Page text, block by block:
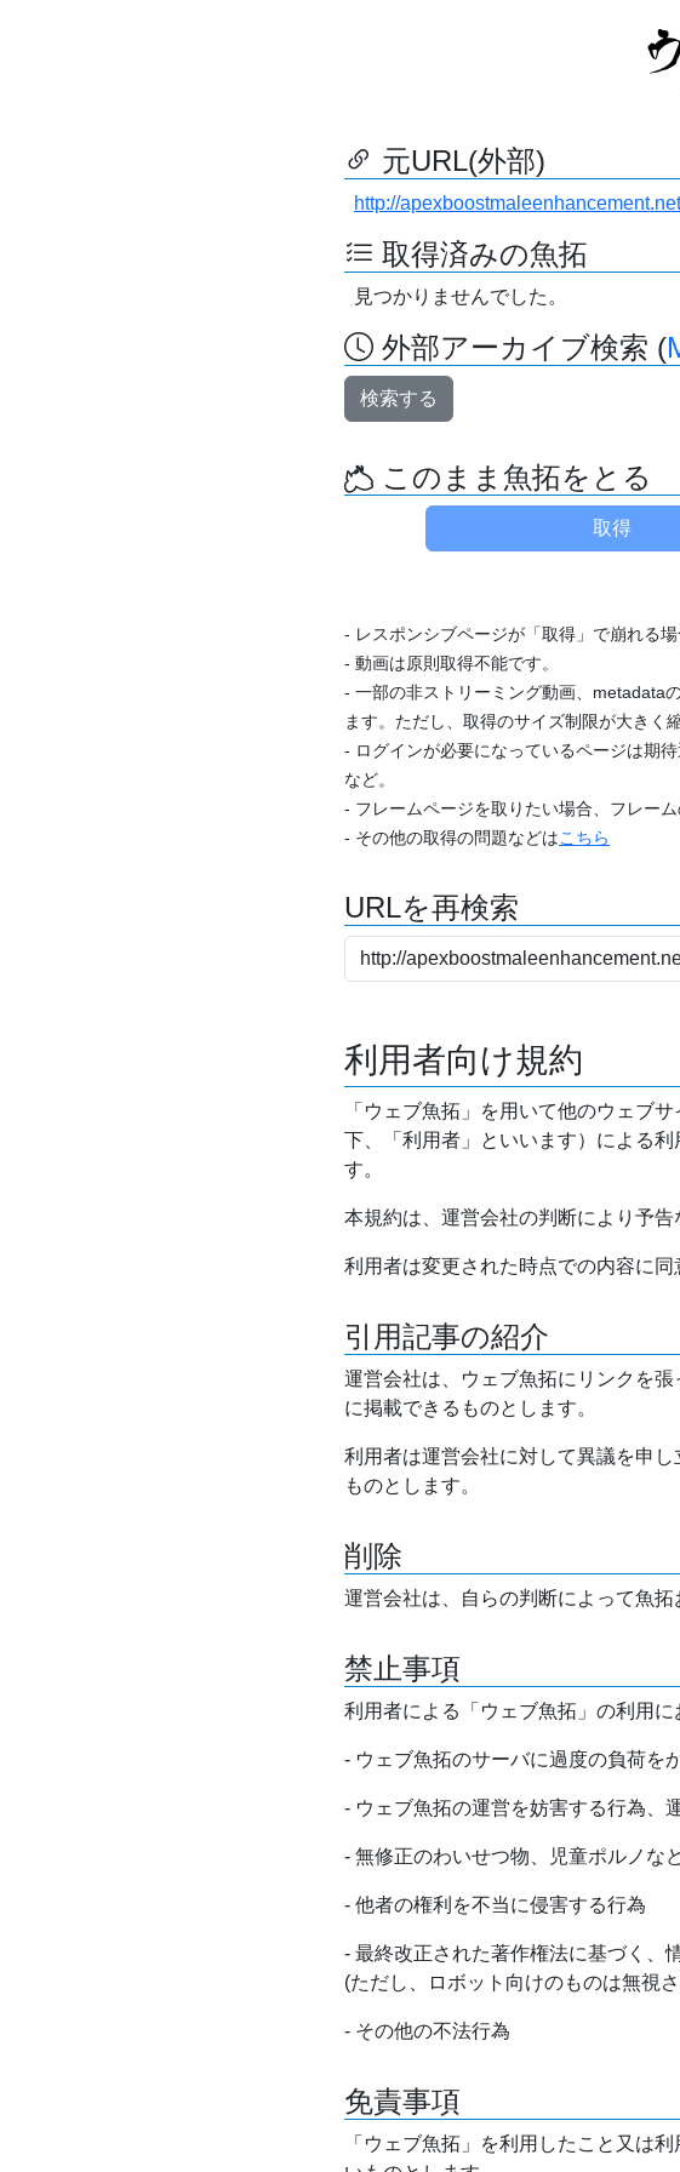
元URL(外部)
http://
取得済みの魚拓
見つかりませんでした。
外部アーカイブ検索 (
検索する
このまま魚拓をとる
- レスポンシブページが「取得」で崩れる
- 動画は原則取得不能です。
- 一部の非ストリーミング動画、metadata
ます。ただし、取得のサイズ制限が大きく
- ログインが必要になっているページは期
など。
- フレームページを取りたい場合、フレー
- その他の取得の問題などはこちら
URLを再検索
利用者向け規約
「ウェブ魚拓」を用いて他のウェブ
下、「利用者」といいます）による
す。
本規約は、運営会社の判断により予告
利用者は変更された時点での内容に
引用記事の紹介
運営会社は、ウェブ魚拓にリンクを
に掲載できるものとします。
利用者は運営会社に対して異議を申
ものとします。
削除
運営会社は、自らの判断によって魚
禁止事項
利用者による「ウェブ魚拓」の利用
- ウェブ魚拓のサーバに過度の負荷を
- ウェブ魚拓の運営を妨害する行為、
- 無修正のわいせつ物、児童ポルノな
- 他者の権利を不当に侵害する行為
- 最終改正された著作権法に基づく、
(ただし、ロボット向けのものは無視
- その他の不法行為
免責事項
「ウェブ魚拓」を利用したこと又は